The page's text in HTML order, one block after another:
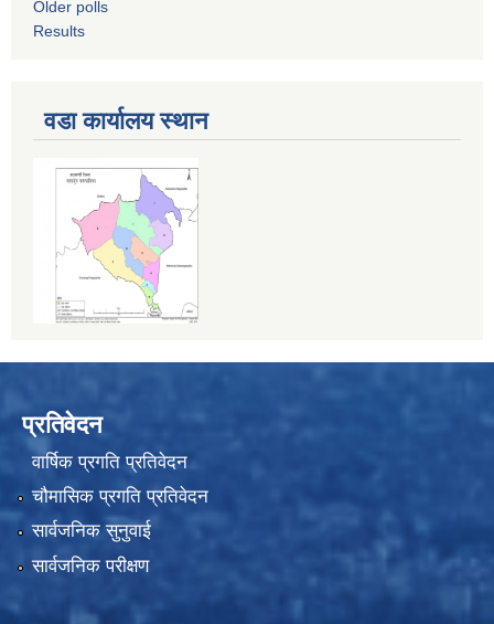
Older polls
Results
वडा कार्यालय स्थान
प्रतिवेदन
वार्षिक प्रगति प्रतिवेदन
चौमासिक प्रगति प्रतिवेदन
सार्वजनिक सुनुवाई
सार्वजनिक परीक्षण